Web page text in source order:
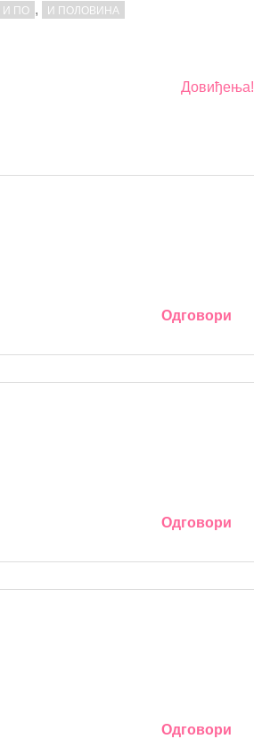
И ПО , И ПОЛОВИНА
Довиђења!
Одговори
Одговори
Одговори